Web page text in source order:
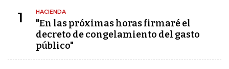
1 HACIENDA
"En las próximas horas firmaré el
decreto de congelamiento del gasto
público"